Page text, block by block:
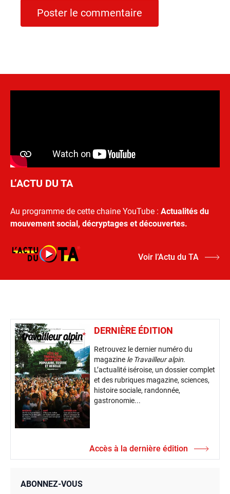
L’ACTU DU TA
Au programme de cette chaine YouTube : Actualités du
mouvement social, décryptages et découvertes.
Voir l’Actu du TA
DERNIÈRE ÉDITION
Retrouvez le dernier numéro du
magazine le Travailleur alpin.
L’actualité iséroise, un dossier complet
et des rubriques magazine, sciences,
histoire sociale, randonnée,
gastronomie...
Accès à la dernière édition
ABONNEZ-VOUS